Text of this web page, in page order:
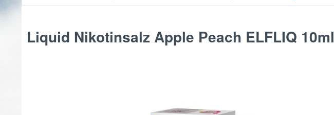
Liquid Nikotinsalz Apple Peach ELFLIQ 10ml